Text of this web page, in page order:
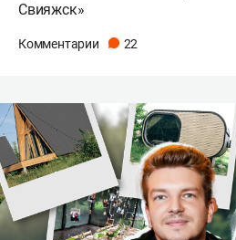
Свияжск»
Комментарии 22